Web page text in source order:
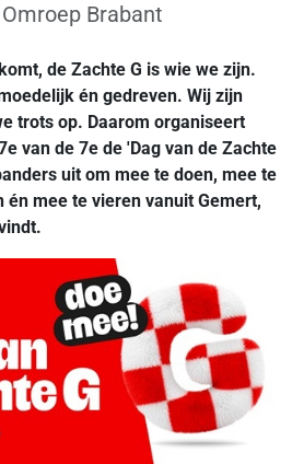
Omroep Brabant
de Zachte G is wie we zijn.
én gedreven. Wij zijn
trots op. Daarom organiseert
van de 7e de 'Dag van de Zachte
uit om mee te doen, mee te
mee te vieren vanuit Gemert,